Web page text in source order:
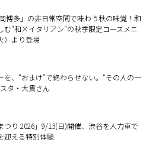
岡博多」の非日常空間で味わう秋の味覚！和
む“和×イタリアン”の秋季限定コースメニ
）より登場
を、“おまけ”で終わらせない。“その人の一
タ・大貫さん
つり 2026」9/13(日)開催、渋谷を人力車で
迎える特別体験